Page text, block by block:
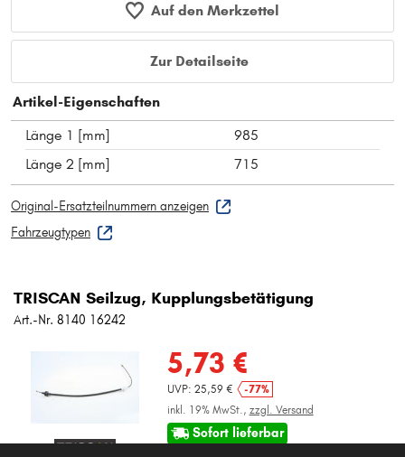
Auf den Merkzettel
Zur Detailseite
Artikel-Eigenschaften
Länge 1 [mm]
985
Länge 2 [mm]
715
Original-Ersatzteilnummern anzeigen
Fahrzeugtypen
TRISCAN Seilzug, Kupplungsbetätigung
Art.-Nr. 8140 16242
5,73 €
UVP: 25,59 €
-77%
inkl. 19% MwSt., zzgl. Versand
Sofort lieferbar